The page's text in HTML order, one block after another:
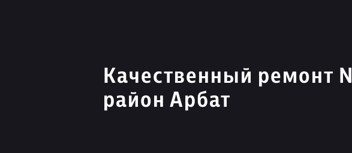
Качественный ремонт
район Арбат